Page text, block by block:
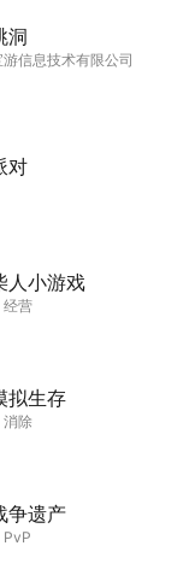
洞
信息技术有限公司
对
人小游戏
经营
拟生存
消除
争遗产
PvP